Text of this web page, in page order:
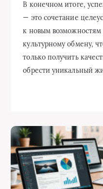
В конечном итоге,
— это сочетание
к новым возможностям
культурному обмену,
только получить
обрести уникальный